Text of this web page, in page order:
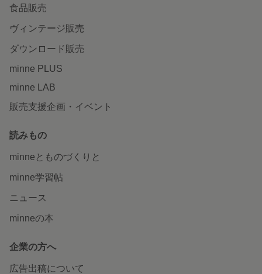
食品販売
ヴィンテージ販売
ダウンロード販売
minne PLUS
minne LAB
販売支援企画・イベント
読みもの
minneとものづくりと
minne学習帖
ニュース
minneの本
企業の方へ
広告出稿について